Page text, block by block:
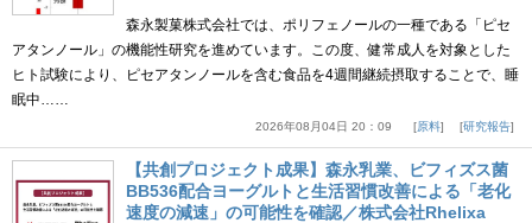
森永製菓株式会社では、ポリフェノールの一種である「ピセ
アタンノール」の機能性研究を進めています。この度、健常成人を対象とした
ヒト試験により、ピセアタンノールを含む食品を4週間継続摂取することで、睡
眠中……
2026年08月04日 20：09 原料 研究報告
【共創プロジェクト成果】森永乳業、ビフィズス菌
BB536配合ヨーグルトと生活習慣改善による「老化
速度の減速」の可能性を確認／株式会社Rhelixa